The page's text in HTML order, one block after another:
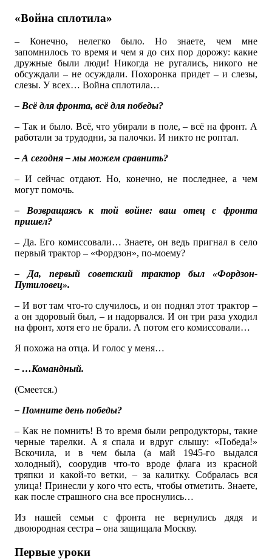
«Война сплотила»
– Конечно, нелегко было. Но знаете, чем мне
запомнилось то время и чем я до сих пор дорожу: какие
дружные были люди! Никогда не ругались, никого не
обсуждали – не осуждали. Похоронка придет – и слезы,
слезы. У всех… Война сплотила…
– Всё для фронта, всё для победы?
– Так и было. Всё, что убирали в поле, – всё на фронт. А
работали за трудодни, за палочки. И никто не роптал.
– А сегодня – мы можем сравнить?
– И сейчас отдают. Но, конечно, не последнее, а чем
могут помочь.
– Возвращаясь к той войне: ваш отец с фронта
пришел?
– Да. Его комиссовали… Знаете, он ведь пригнал в село
первый трактор – «Фордзон», по-моему?
– Да, первый советский трактор был «Фордзон-
Путиловец».
– И вот там что-то случилось, и он поднял этот трактор –
а он здоровый был, – и надорвался. И он три раза уходил
на фронт, хотя его не брали. А потом его комиссовали…
Я похожа на отца. И голос у меня…
– …Командный.
(Смеется.)
– Помните день победы?
– Как не помнить! В то время были репродукторы, такие
черные тарелки. А я спала и вдруг слышу: «Победа!»
Вскочила, и в чем была (а май 1945-го выдался
холодный), соорудив что-то вроде флага из красной
тряпки и какой-то ветки, – за калитку. Собралась вся
улица! Принесли у кого что есть, чтобы отметить. Знаете,
как после страшного сна все проснулись…
Из нашей семьи с фронта не вернулись дядя и
двоюродная сестра – она защищала Москву.
Первые уроки